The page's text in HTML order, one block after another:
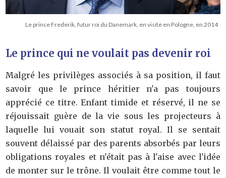
Le prince Frederik, futur roi du Danemark, en visite en Pologne, en 2014
Le prince qui ne voulait pas devenir roi
Malgré les privilèges associés à sa position, il faut
savoir que le prince héritier n'a pas toujours
apprécié ce titre. Enfant timide et réservé, il ne se
réjouissait guère de la vie sous les projecteurs à
laquelle lui vouait son statut royal. Il se sentait
souvent délaissé par des parents absorbés par leurs
obligations royales et n'était pas à l'aise avec l'idée
de monter sur le trône. Il voulait être comme tout le